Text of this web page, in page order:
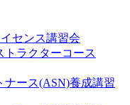
センス講習会
トラクターコース
ナース(ASN)養成講習